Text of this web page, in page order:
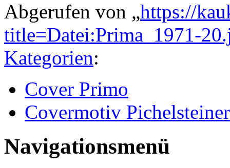
Abgerufen von „https://
title=Datei:Prima_1971-
Kategorien:
Cover Primo
Covermotiv Pichelsteiner
Navigationsmenü